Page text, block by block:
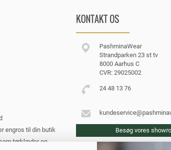
engros til din butik
tørklæder og
KONTAKT OS
PashminaWear
Strandparken 23 st tv
8000 Aarhus C
CVR: 29025002
24 48 13 76
Besøg vores